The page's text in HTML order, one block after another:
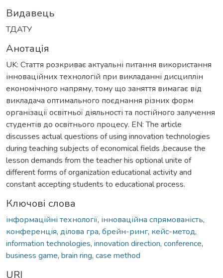
Видавець
ТДАТУ
Анотація
UK: Стаття розкриває актуальні питання використання
інноваційних технологій при викладанні дисциплін
економічного напряму, тому що заняття вимагає від
викладача оптимального поєднання різних форм
організації освітньої діяльності та постійного залучення
студентів до освітнього процесу. EN: The article
discusses actual questions of using innovation technologies
during teaching subjects of economical fields ,because the
lesson demands from the teacher his optional unite of
different forms of organization educational activity and
constant accepting students to educational process.
Ключові слова
інформаційні технології, інноваційна спрямованість,
конференція, ділова гра, брейн-ринг, кейс-метод,
information technologies, innovation direction, conference,
business game, brain ring, case method
URI